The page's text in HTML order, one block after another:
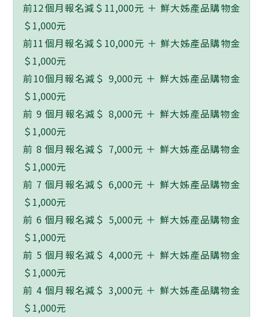
前12個月報名減＄11,000元 ＋ 鮮大姊產品購物金
＄1,000元
前11個月報名減＄10,000元 ＋ 鮮大姊產品購物金
＄1,000元
前10個月報名減＄ 9,000元 ＋ 鮮大姊產品購物金
＄1,000元
前 9 個月報名減＄ 8,000元 ＋ 鮮大姊產品購物金
＄1,000元
前 8 個月報名減＄ 7,000元 ＋ 鮮大姊產品購物金
＄1,000元
前 7 個月報名減＄ 6,000元 ＋ 鮮大姊產品購物金
＄1,000元
前 6 個月報名減＄ 5,000元 ＋ 鮮大姊產品購物金
＄1,000元
前 5 個月報名減＄ 4,000元 ＋ 鮮大姊產品購物金
＄1,000元
前 4 個月報名減＄ 3,000元 ＋ 鮮大姊產品購物金
＄1,000元